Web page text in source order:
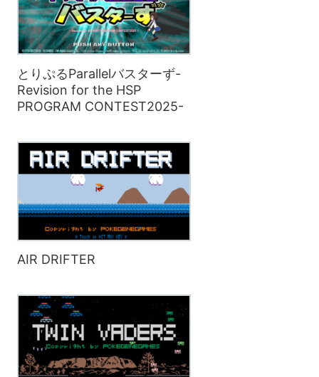
とりぷるParallelバスターず-
Revision for the HSP
PROGRAM CONTEST2025-
AIR DRIFTER